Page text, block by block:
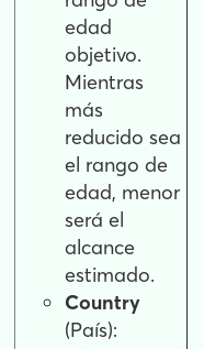
edad
objetivo.
Mientras
más
reducido sea
el rango de
edad, menor
será el
alcance
estimado.
Country
(País):